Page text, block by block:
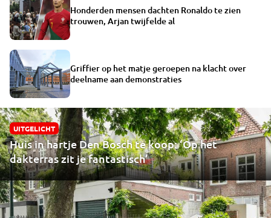
Honderden mensen dachten Ronaldo te zien
trouwen, Arjan twijfelde al
Griffier op het matje geroepen na klacht over
deelname aan demonstraties
UITGELICHT
Huis in hartje Den Bosch te koop: ‘Op het
dakterras zit je fantastisch’